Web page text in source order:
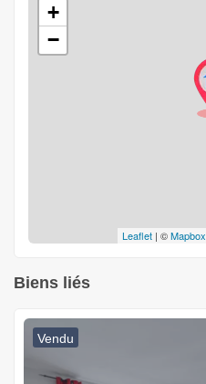
+
−
Leaflet | ©Mapbox
Biens liés
Vendu